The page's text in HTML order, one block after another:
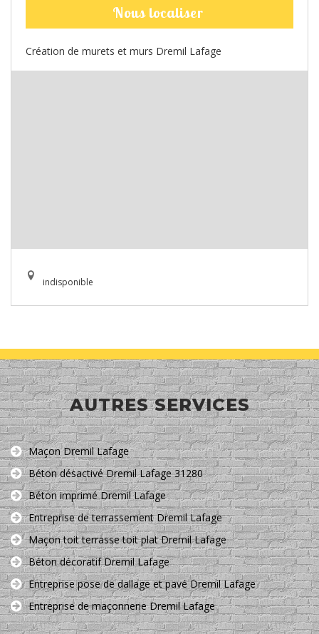
Nous localiser
Création de murets et murs Dremil Lafage
indisponible
AUTRES SERVICES
Maçon Dremil Lafage
Béton désactivé Dremil Lafage 31280
Béton imprimé Dremil Lafage
Entreprise de terrassement Dremil Lafage
Maçon toit terrasse toit plat Dremil Lafage
Béton décoratif Dremil Lafage
Entreprise pose de dallage et pavé Dremil Lafage
Entreprise de maçonnerie Dremil Lafage